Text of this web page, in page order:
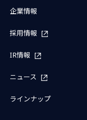
企業情報
採用情報
IR情報
ニュース
ラインナップ